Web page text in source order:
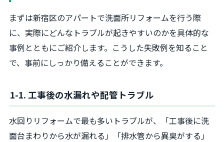
まずは新宿区のアパートで洗面所リフォームを行う際
に、実際にどんなトラブルが起きやすいのかを具体的な
事例とともにご紹介します。こうした失敗例を知ること
で、事前にしっかり備えることができます。
1-1. 工事後の水漏れや配管トラブル
水回りリフォームで最も多いトラブルが、「工事後に洗
面台まわりから水が漏れる」「排水管から異臭がする」